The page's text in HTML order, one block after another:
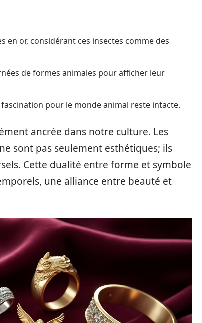
en or, considérant ces insectes comme des
de formes animales pour afficher leur
fascination pour le monde animal reste intacte.
ancrée dans notre culture. Les
sont pas seulement esthétiques; ils
Cette dualité entre forme et symbole
une alliance entre beauté et